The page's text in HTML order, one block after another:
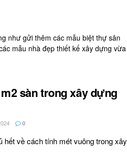
như gửi thêm các mẫu biệt thự sân
mẫu nhà đẹp thiết kế xây dựng vừa
sàn trong xây dựng
0
hết về cách tính mét vuông trong xây